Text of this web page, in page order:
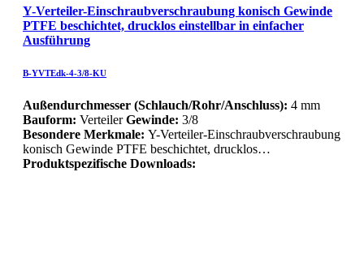
Y-Verteiler-Einschraubverschraubung konisch Gewinde
PTFE beschichtet, drucklos einstellbar in einfacher
Ausführung
B-YVTEdk-4-3/8-KU
Außendurchmesser (Schlauch/Rohr/Anschluss): 4 mm
Bauform: VerteilerGewinde: 3/8
Besondere Merkmale: Y-Verteiler-Einschraubverschraubung
konisch Gewinde PTFE beschichtet, drucklos…
Produktspezifische Downloads: